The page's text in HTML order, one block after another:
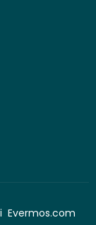
Evermos.com